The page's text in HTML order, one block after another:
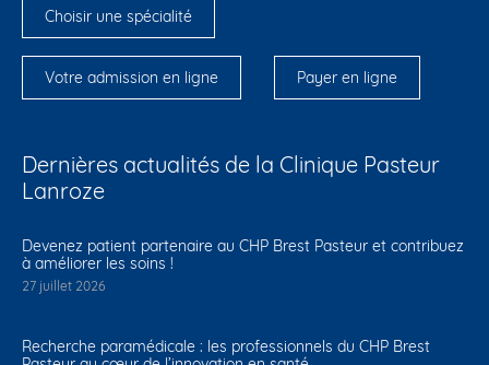
Choisir une spécialité
Votre admission en ligne Payer en ligne
Dernières actualités de la Clinique Pasteur
Lanroze
Devenez patient partenaire au CHP Brest Pasteur et contribuez
à améliorer les soins !
27 juillet 2026
Recherche paramédicale : les professionnels du CHP Brest